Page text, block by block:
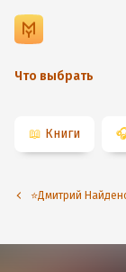
Что выбрать
📖 Книги
⭐️Дмитрий